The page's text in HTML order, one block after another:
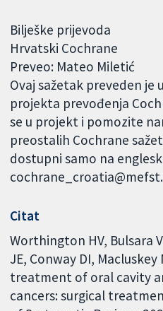
Bilješke prijevoda
Hrvatski Cochrane
Preveo: Mateo Miletić
Ovaj sažetak preveden
projekta prevođenja
se u projekt i pomozite
preostalih Cochrane
dostupni samo na
Citat
Worthington HV, Bulsara
JE, Conway DI,
treatment of oral cavity
cancers: surgical